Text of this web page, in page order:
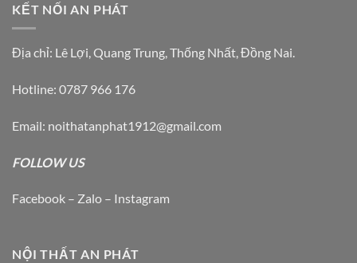
KẾT NỐI AN PHÁT
Địa chỉ: Lê Lợi, Quang Trung, Thống Nhất, Đồng Nai.
Hotline: 0787 966 176
Email: noithatanphat1912@gmail.com
FOLLOW US
Facebook – Zalo – Instagram
NỘI THẤT AN PHÁT